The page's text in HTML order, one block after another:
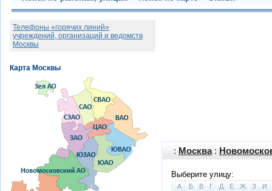
: Москва:
Выберите улицу:
А Б В Г Д Е Ж З И
Телефоны «горячих линий»
учреждений, организаций и ведомств
Москвы